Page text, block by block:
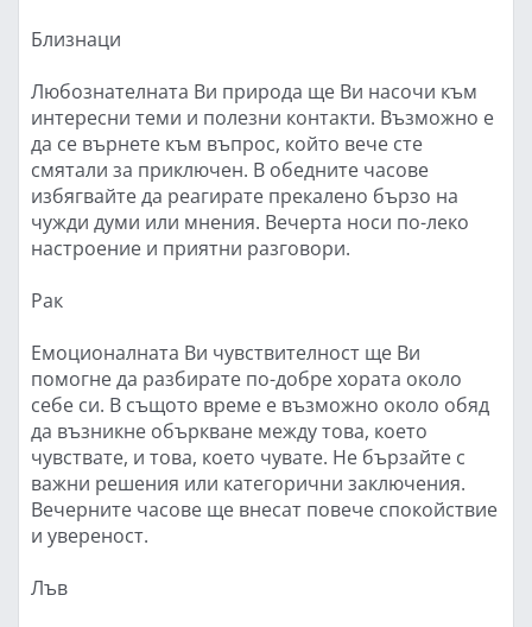
Близнаци
Любознателната Ви природа ще Ви насочи към
интересни теми и полезни контакти. Възможно е
да се върнете към въпрос, който вече сте
смятали за приключен. В обедните часове
избягвайте да реагирате прекалено бързо на
чужди думи или мнения. Вечерта носи по-леко
настроение и приятни разговори.
Рак
Емоционалната Ви чувствителност ще Ви
помогне да разбирате по-добре хората около
себе си. В същото време е възможно около обяд
да възникне объркване между това, което
чувствате, и това, което чувате. Не бързайте с
важни решения или категорични заключения.
Вечерните часове ще внесат повече спокойствие
и увереност.
Лъв